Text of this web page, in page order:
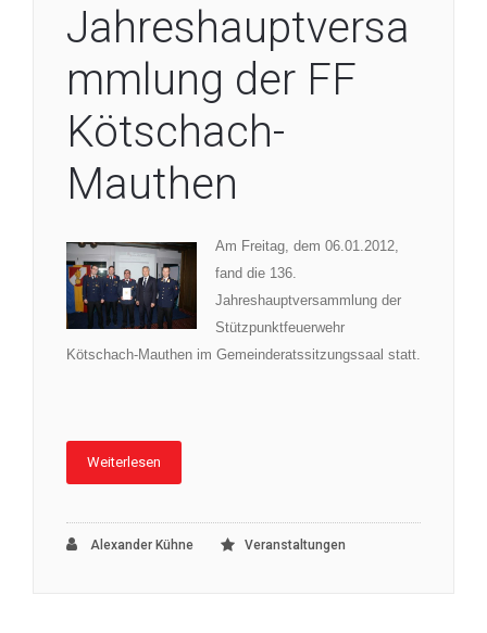
Jahreshauptversa
mmlung der FF
Kötschach-
Mauthen
Am Freitag, dem 06.01.2012,
fand die 136.
Jahreshauptversammlung der
Stützpunktfeuerwehr
Kötschach-Mauthen im Gemeinderatssitzungssaal statt.
Weiterlesen
Alexander Kühne Veranstaltungen